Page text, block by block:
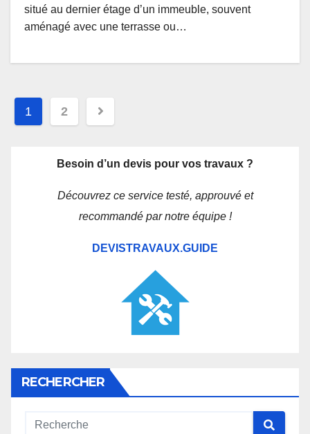
situé au dernier étage d’un immeuble, souvent
aménagé avec une terrasse ou…
Navigation
articles
1 2
Besoin d’un devis pour vos travaux ?
Découvrez ce service testé, approuvé et
recommandé par notre équipe !
DEVISTRAVAUX.GUIDE
RECHERCHER